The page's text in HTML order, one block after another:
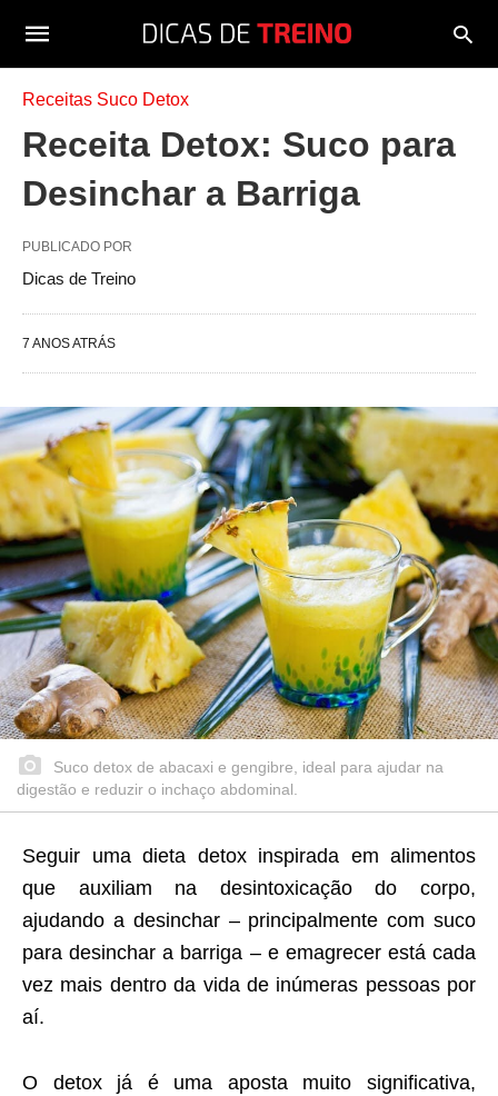
Receitas Suco Detox
Receita Detox: Suco para
Desinchar a Barriga
PUBLICADO POR
Dicas de Treino
7 ANOS ATRÁS
Suco detox de abacaxi e gengibre, ideal para ajudar na
digestão e reduzir o inchaço abdominal.
Seguir uma dieta detox inspirada em alimentos
que auxiliam na desintoxicação do corpo,
ajudando a desinchar – principalmente com suco
para desinchar a barriga – e emagrecer está cada
vez mais dentro da vida de inúmeras pessoas por
aí.
O detox já é uma aposta muito significativa,